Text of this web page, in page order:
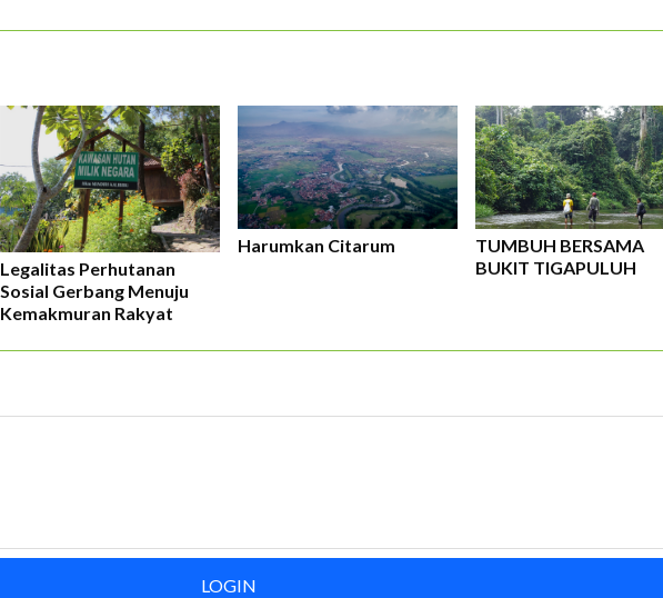
BERLANGGANAN
Daftarkan email Anda dan bergabunglah bersama komunitas peduli
lingkungan. Untuk bumi yang lestari.
Legalitas Perhutanan
Sosial Gerbang Menuju
Kemakmuran Rakyat
Harumkan Citarum
TUMBUH BERSAMA
BUKIT TIGAPULUH
LOGIN